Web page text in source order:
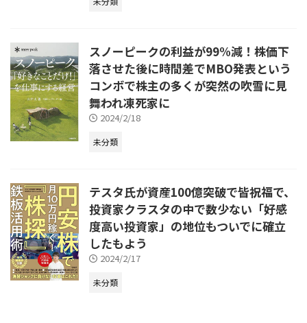
スノーピークの利益が99%減！株価下
落させた後に時間差でMBO発表という
コンボで株主の多くが突然の吹雪に見
舞われ凍死家に
2024/2/18
未分類
テスタ氏が資産100億突破で皆祝福で、
投資家クラスタの中で数少ない「好感
度高い投資家」の地位もついでに確立
したもよう
2024/2/17
未分類